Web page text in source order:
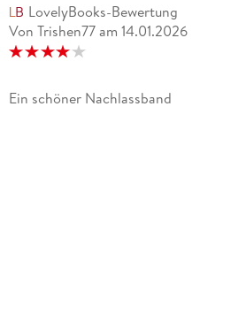
LovelyBooks-Bewertung
Von Trishen77 am 14.01.2026
Ein schöner Nachlassband